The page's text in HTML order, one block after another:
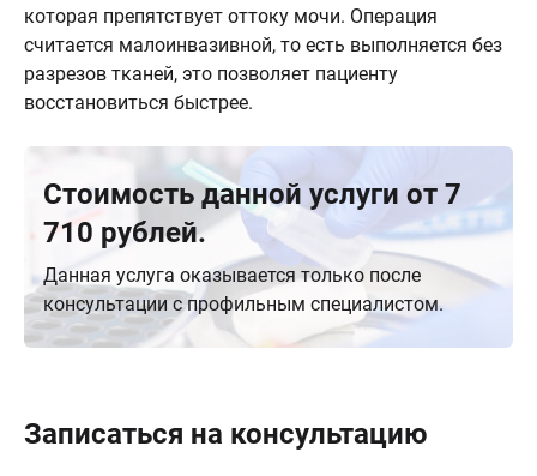
которая препятствует оттоку мочи. Операция
считается малоинвазивной, то есть выполняется без
разрезов тканей, это позволяет пациенту
восстановиться быстрее.
Стоимость данной услуги от 7
710 рублей.
Данная услуга оказывается только после
консультации с профильным специалистом.
Записаться на консультацию